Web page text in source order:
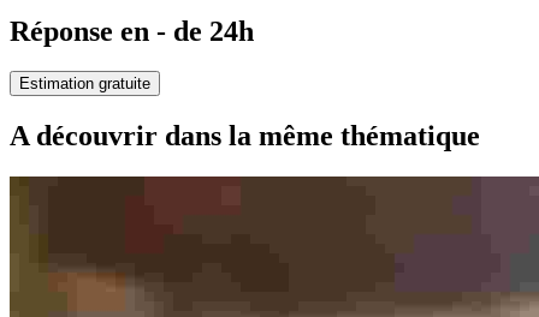
Réponse en - de 24h
Estimation gratuite
A découvrir dans la même thématique